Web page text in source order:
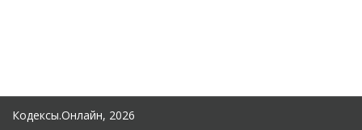
Кодексы.Онлайн, 2026